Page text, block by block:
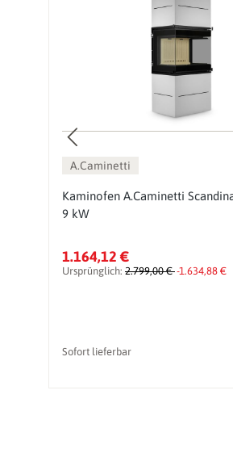
A.Caminetti
Kaminofen A.Caminetti
9 kW
1.164,12 €
Ursprünglich: 2.799,00 €-1.634,88 €
Sofort lieferbar